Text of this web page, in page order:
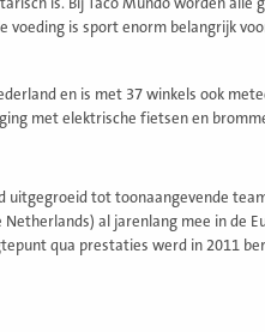
is. Bij Taco Mundo worden
is sport enorm belangrijk
en is met 37 winkels ook
met elektrische fietsen en
uitgegroeid tot toonaangevende
al jarenlang mee in de
qua prestaties werd in 2011